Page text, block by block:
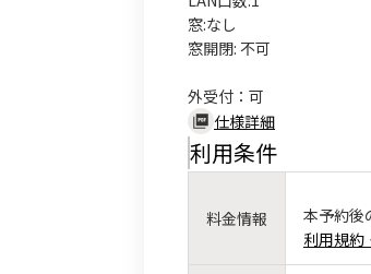
窓:なし
窓開閉: 不可
外受付：可
仕様詳細
利用条件
料金情報
本予約後
利用規約